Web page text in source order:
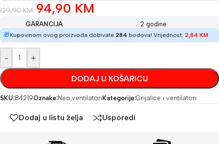
129,90KM 94,90 KM
GARANCIJA
2 godine
🎁Kupovinom ovog proizvoda dobivate 284 bodova! Vrijednost: 2,84 KM
- +
DODAJ U KOŠARICU
SKU:84219Oznake:Neo,ventilatori Kategorije:Grijalice i ventilatori
Dodaj u listu želja Usporedi